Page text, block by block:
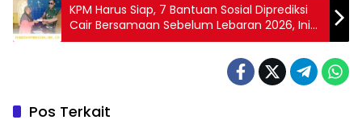
KPM Harus Siap, 7 Bantuan Sosial Diprediksi
Cair Bersamaan Sebelum Lebaran 2026, Ini
Daftar Penerimanya
Pos Terkait